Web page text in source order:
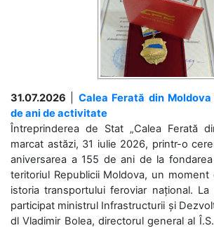
31.07.2026
Calea Ferată din
de ani de activitate
Întreprinderea de Stat „Calea Ferată
marcat astăzi, 31 iulie 2026, printr-o
aniversarea a 155 de ani de la
teritoriul Republicii Moldova, un moment
istoria transportului feroviar național.
participat ministrul Infrastructurii și
dl Vladimir Bolea, directorul general al